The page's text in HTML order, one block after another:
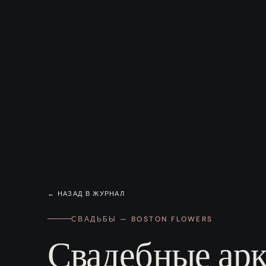
← НАЗАД В ЖУРНАЛ
СВАДЬБЫ — BOSTON FLOWERS
Свадебные